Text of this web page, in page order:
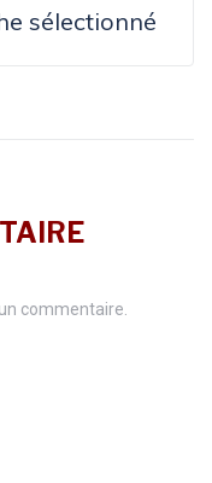
sélectionné
commentaire.